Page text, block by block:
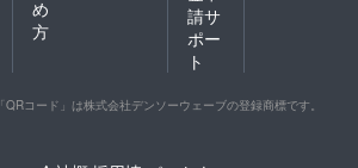
め
方
請サ
ポー
ト
「QRコード」は株式会社デンソーウェーブの登録商標です。